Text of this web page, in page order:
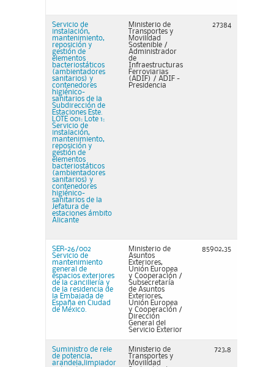
Servicio de
instalación,
mantenimiento,
reposición y
gestión de
elementos
bacteriostáticos
(ambientadores
sanitarios) y
contenedores
higiénico-
sanitarios de la
Subdirección de
Estaciones Este.
LOTE 001: Lote 1:
Servicio de
instalación,
mantenimiento,
reposición y
gestión de
elementos
bacteriostáticos
(ambientadores
sanitarios) y
contenedores
higiénico-
sanitarios de la
Jefatura de
estaciones ámbito
Alicante
Ministerio de
Transportes y
Movilidad
Sostenible /
Administrador
de
Infraestructuras
Ferroviarias
(ADIF) / ADIF -
Presidencia
27384
SER-26/002
Servicio de
mantenimiento
general de
espacios exteriores
de la cancillería y
de la residencia de
la Embajada de
España en Ciudad
de México.
Ministerio de
Asuntos
Exteriores,
Unión Europea
y Cooperación /
Subsecretaría
de Asuntos
Exteriores,
Unión Europea
y Cooperación /
Dirección
General del
Servicio Exterior
85902,35
Suministro de rele
de potencia,
arandela,limpiador
Ministerio de
Transportes y
Movilidad
723,8